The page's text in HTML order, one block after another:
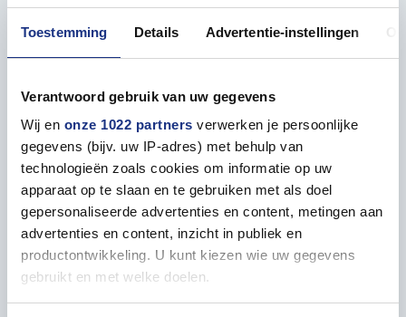
Toestemming Details Advertentie-instellingen
Verantwoord gebruik van uw gegevens
Wij en onze 1022 partners verwerken je persoonlijke
gegevens (bijv. uw IP-adres) met behulp van
technologieën zoals cookies om informatie op uw
apparaat op te slaan en te gebruiken met als doel
gepersonaliseerde advertenties en content, metingen aan
advertenties en content, inzicht in publiek en
productontwikkeling. U kunt kiezen wie uw gegevens
gebruikt en met welke doelen.
Paint matching to
1:35 MINIART 35317 GERMAN TRACTOR
D8506 + CARGO TRAILER